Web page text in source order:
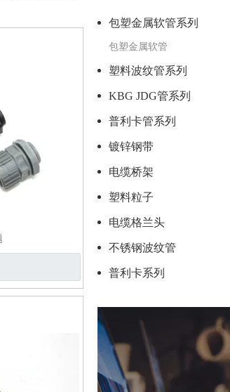
包塑金属软管系列
包塑金属软管
塑料波纹管系列
KBG JDG管系列
普利卡管系列
镀锌钢带
电缆桥架
塑料粒子
电缆格兰头
不锈钢波纹管
普利卡系列